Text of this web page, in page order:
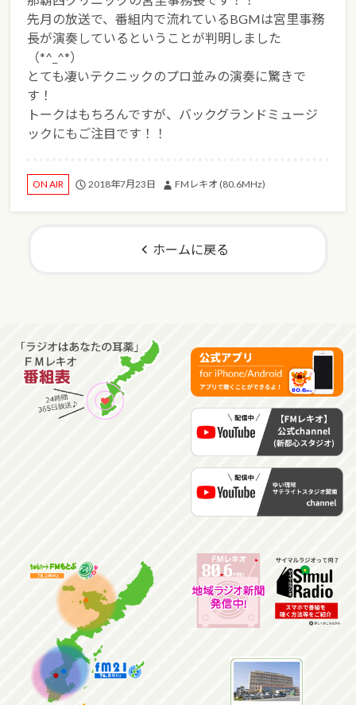
先月の放送で、番組内で流れているBGMは宮里事務
長が演奏しているということが判明しました
（*^_^*）
とても凄いテクニックのプロ並みの演奏に驚きで
す！
トークはもちろんですが、バックグランドミュージ
ックにもご注目です！！
ON AIR 2018年7月23日 FMレキオ (80.6MHz)
ホームに戻る